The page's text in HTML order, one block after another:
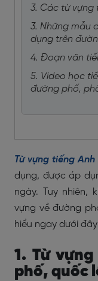
3. Các từ vựng
3. Những mẫu
dụng trên
4. Đoạn văn
5. Video học
đường phố,
Từ vựng tiếng
dụng, được áp
ngày. Tuy nhiên,
vựng về đường
hiểu ngay dưới đây
1. Từ
phố, quốc